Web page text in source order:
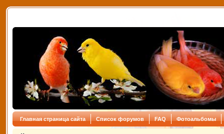
Главная страница сайта Список форумов FAQ Фотоальбомы